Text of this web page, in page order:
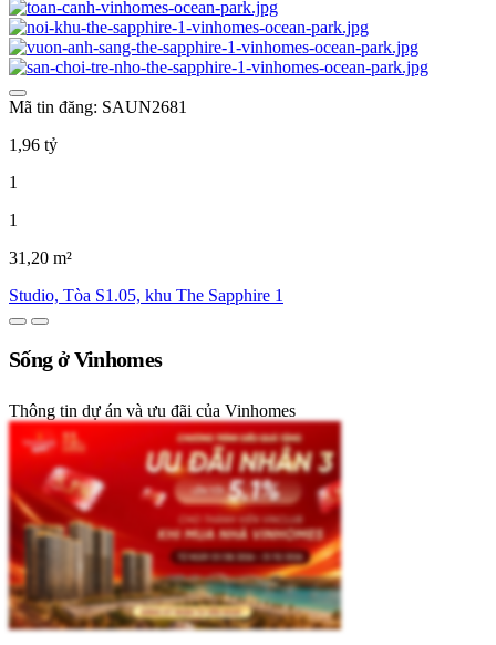
Mã tin đăng: SAUN2681
1,96 tỷ
1
1
31,20 m²
Studio, Tòa S1.05, khu The Sapphire 1
Sống ở Vinhomes
Thông tin dự án và ưu đãi của Vinhomes